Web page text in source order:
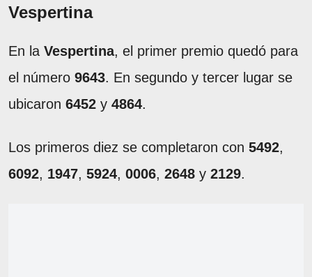
Vespertina
En la Vespertina, el primer premio quedó para
el número 9643. En segundo y tercer lugar se
ubicaron 6452 y 4864.
Los primeros diez se completaron con 5492,
6092, 1947, 5924, 0006, 2648 y 2129.